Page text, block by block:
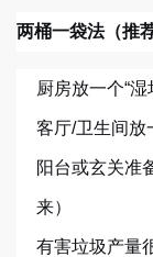
两桶一袋法（推荐
厨房放一个“湿
客厅/卫生间放
阳台或玄关准
来）
有害垃圾产量